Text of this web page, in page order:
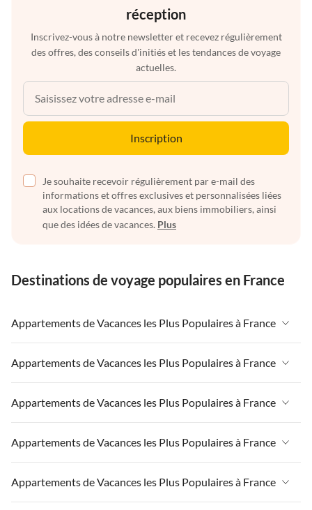
réception
Inscrivez-vous à notre newsletter et recevez régulièrement
des offres, des conseils d'initiés et les tendances de voyage
actuelles.
Inscription
Je souhaite recevoir régulièrement par e-mail des
informations et offres exclusives et personnalisées liées
aux locations de vacances, aux biens immobiliers, ainsi
que des idées de vacances. Plus
Destinations de voyage populaires en France
Appartements de Vacances les Plus Populaires à France
Appartements de Vacances à France
Appartements de Vacances à Paris-Ile de France
Appartements de Vacances à Paris
Appartements de Vacances à Côte atlantique
Appartements de Vacances à la Normandie
Appartements de Vacances les Plus Populaires à France
Appartements de Vacances à France
Appartements de Vacances à Paris-Ile de France
Appartements de Vacances à Paris
Appartements de Vacances à Côte atlantique
Appartements de Vacances les Plus Populaires à France
Appartements de Vacances à France
Appartements de Vacances à Paris-Ile de France
Appartements de Vacances à Paris
Appartements de Vacances les Plus Populaires à France
Appartements de Vacances à France
Appartements de Vacances à Paris-Ile de France
Appartements de Vacances les Plus Populaires à France